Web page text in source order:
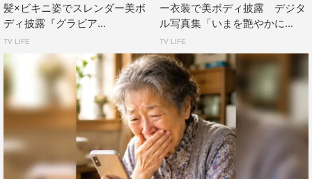
髪×ビキニ姿でスレンダー美ボ
ディ披露『グラビア...
TV LIFE
ー衣装で美ボディ披露 デジタ
ル写真集「いまを艶やかに...
TV LIFE